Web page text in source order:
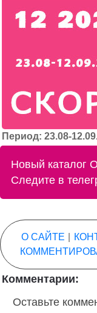
Период: 23.08-
Новый каталог
Следите в
О САЙТЕ
Комментарии:
Оставьте